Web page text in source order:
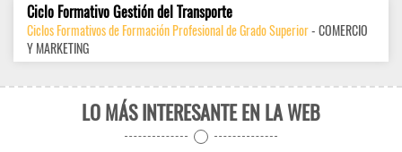
Ciclo Formativo Gestión del Transporte
Ciclos Formativos de Formación Profesional de Grado Superior- COMERCIO
Y MARKETING
LO MÁS INTERESANTE EN LA WEB